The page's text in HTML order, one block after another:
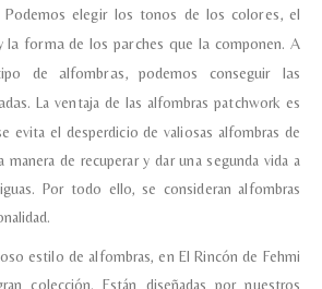
elegir los tonos de los colores, el
la forma de los parches que la componen. A
de alfombras, podemos conseguir las
La ventaja de las alfombras patchwork es
evita el desperdicio de valiosas alfombras de
manera de recuperar y dar una segunda vida a
Por todo ello, se consideran alfombras
estilo de alfombras, en El Rincón de Fehmi
colección. Están diseñadas por nuestros
y apellido*